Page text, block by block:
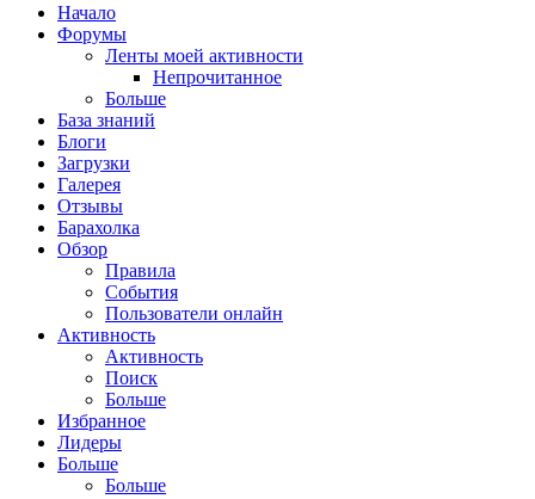
Начало
Форумы
Ленты моей активности
Непрочитанное
Больше
База знаний
Блоги
Загрузки
Галерея
Отзывы
Барахолка
Обзор
Правила
События
Пользователи онлайн
Активность
Активность
Поиск
Больше
Избранное
Лидеры
Больше
Больше